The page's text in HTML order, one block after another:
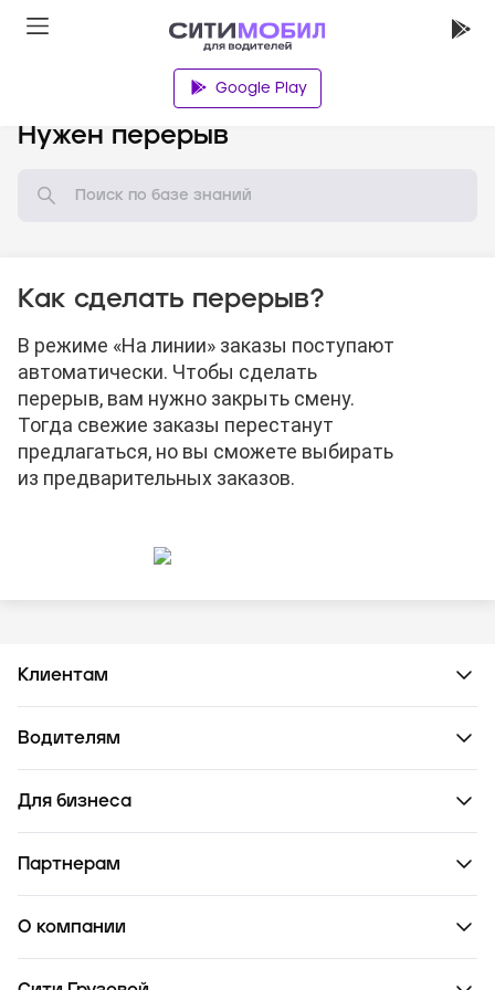
Google Play
Нужен перерыв
Как сделать перерыв?
В режиме «На линии» заказы поступают
автоматически. Чтобы сделать
перерыв, вам нужно закрыть смену.
Тогда свежие заказы перестанут
предлагаться, но вы сможете выбирать
из предварительных заказов.
Клиентам
Водителям
Для бизнеса
Партнерам
О компании